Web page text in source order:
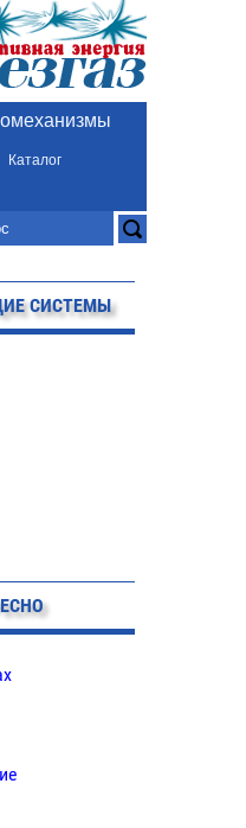
Каталог
СИСТЕМЫ